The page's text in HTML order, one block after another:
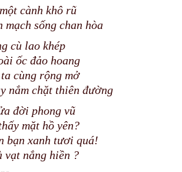
cành khô rũ
mạch sống chan hòa
cù lao khép
ốc đảo hoang
cùng rộng mở
nắm chặt thiên đường
đời phong vũ
mặt hồ yên?
bạn xanh tươi quá!
vạt nắng hiền ?